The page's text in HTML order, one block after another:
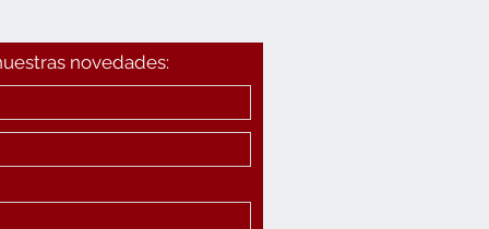
novedades: